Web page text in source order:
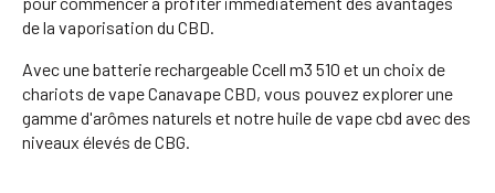
de la vaporisation du CBD.
Avec une batterie rechargeable Ccell m3 510 et un choix de
chariots de vape Canavape CBD, vous pouvez explorer une
gamme d'arômes naturels et notre huile de vape cbd avec des
niveaux élevés de CBG.